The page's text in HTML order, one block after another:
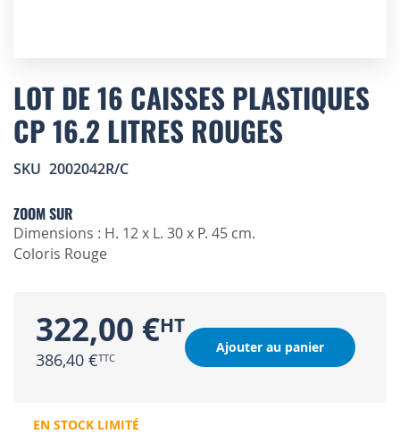
to
the
beginning
of
images
LOT DE 16 CAISSES PLASTIQUES
CP 16.2 LITRES ROUGES
SKU 2002042R/C
ZOOM SUR
Dimensions : H. 12 x L. 30 x P. 45 cm.
Coloris Rouge
322,00 €
386,40 €
Ajouter au panier
EN STOCK LIMITÉ